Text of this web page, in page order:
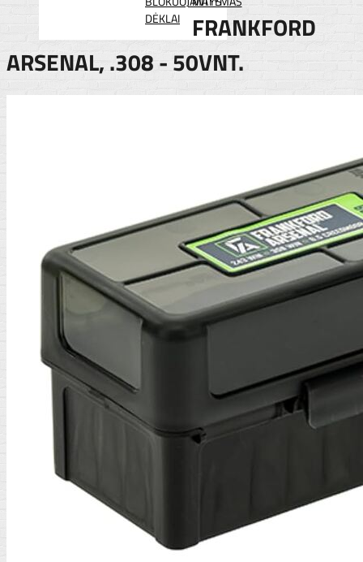
DĖKLAI
FRANKFORD
ARSENAL, .308 - 50VNT.